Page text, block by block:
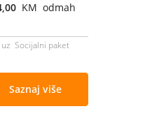
KM odmah
uz Socijalni paket
Saznaj više